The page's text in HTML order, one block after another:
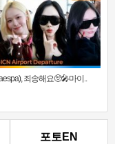
죄송해요🥺🎤마이..
포토EN